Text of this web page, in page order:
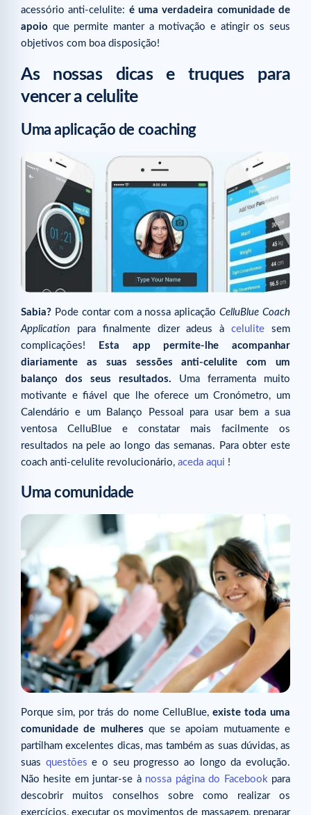
acessório anti-celulite: é uma verdadeira comunidade de
apoio que permite manter a motivação e atingir os seus
objetivos com boa disposição!
As nossas dicas e truques para
vencer a celulite
Uma aplicação de coaching
Sabia? Pode contar com a nossa aplicaçãoCelluBlue Coach
Application para finalmente dizer adeus àcelulite sem
complicações!
Esta app permite-lhe acompanhar
diariamente as suas sessões anti-celulite com um
balanço dos seus resultados. Uma ferramenta muito
motivante e fiável que lhe oferece um Cronómetro, um
Calendário e um Balanço Pessoal para usar bem a sua
ventosa CelluBlue e constatar mais facilmente os
resultados na pele ao longo das semanas. Para obter este
coach anti-celulite revolucionário, aceda aqui !
Uma comunidade
Porque sim, por trás do nome CelluBlue, existe toda uma
comunidade de mulheres que se apoiam mutuamente e
partilham excelentes dicas, mas também as suas dúvidas, as
suas questões e o seu progresso ao longo da evolução.
Não hesite em juntar-se à nossa página do Facebookpara
descobrir muitos conselhos sobre como realizar os
exercícios, executar os movimentos de massagem, preparar